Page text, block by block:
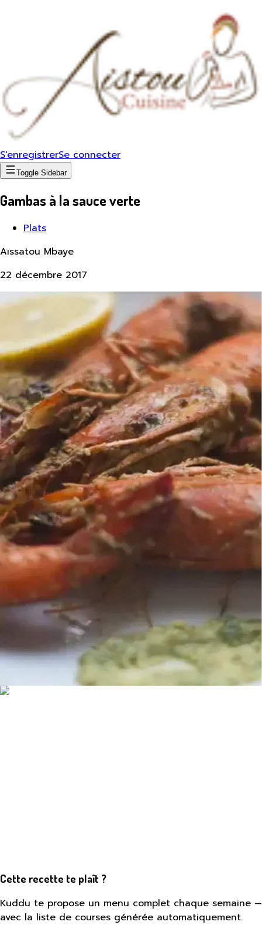
S'enregistrerSe connecter
Toggle Sidebar
Gambas à la sauce verte
Plats
Aïssatou Mbaye
22 décembre 2017
Cette recette te plaît ?
Kuddu te propose un menu complet chaque semaine —
avec la liste de courses générée automatiquement.